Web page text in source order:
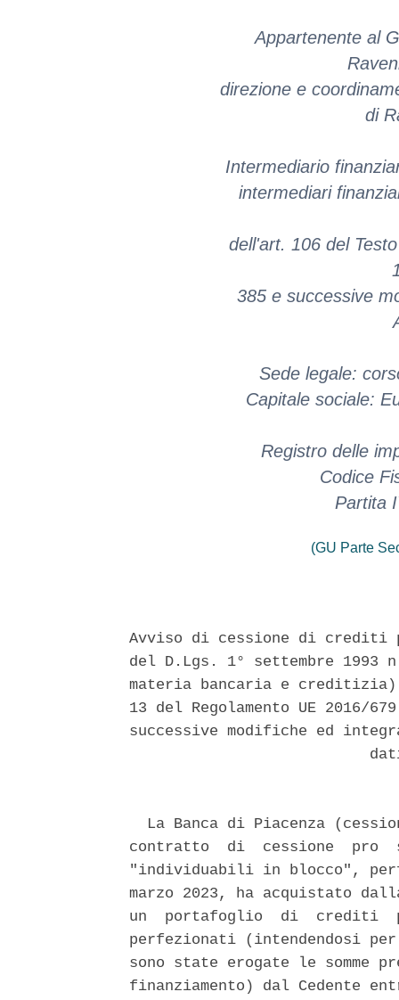
Appartenente al
direzione e
di
Intermediario
intermediari
dell'art. 106 del
385 e successive
Sede legale:
Capitale sociale:
Registro delle
Codice
Partita
(GU Parte
Avviso di cessione di
del D.Lgs. 1° settembre
materia bancaria e
13 del Regolamento UE 2016/
successive modifiche ed
La Banca di Piacenza
contratto  di  cessione
"individuabili in blocco",
marzo 2023, ha acquistato
un  portafoglio  di  crediti
perfezionati (intendendosi
sono state erogate le
finanziamento) dal Cedente